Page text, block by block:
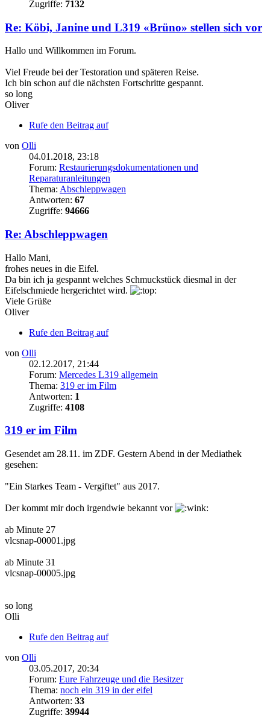
Zugriffe: 7132
Re: Köbi, Janine und L319 «Brüno» stellen sich vor
Hallo und Willkommen im Forum.
Viel Freude bei der Testoration und späteren Reise.
Ich bin schon auf die nächsten Fortschritte gespannt.
so long
Oliver
Rufe den Beitrag auf
von Olli
04.01.2018, 23:18
Forum: Restaurierungsdokumentationen und
Reparaturanleitungen
Thema: Abschleppwagen
Antworten: 67
Zugriffe: 94666
Re: Abschleppwagen
Hallo Mani,
frohes neues in die Eifel.
Da bin ich ja gespannt welches Schmuckstück diesmal in der
Eifelschmiede hergerichtet wird.
Viele Grüße
Oliver
Rufe den Beitrag auf
von Olli
02.12.2017, 21:44
Forum: Mercedes L319 allgemein
Thema: 319 er im Film
Antworten: 1
Zugriffe: 4108
319 er im Film
Gesendet am 28.11. im ZDF. Gestern Abend in der Mediathek
gesehen:
"Ein Starkes Team - Vergiftet" aus 2017.
Der kommt mir doch irgendwie bekannt vor
ab Minute 27
vlcsnap-00001.jpg
ab Minute 31
vlcsnap-00005.jpg
so long
Olli
Rufe den Beitrag auf
von Olli
03.05.2017, 20:34
Forum: Eure Fahrzeuge und die Besitzer
Thema: noch ein 319 in der eifel
Antworten: 33
Zugriffe: 39944